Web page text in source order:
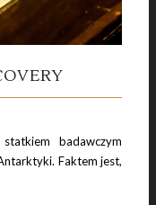
HATCHbadawczym
Faktem jest,